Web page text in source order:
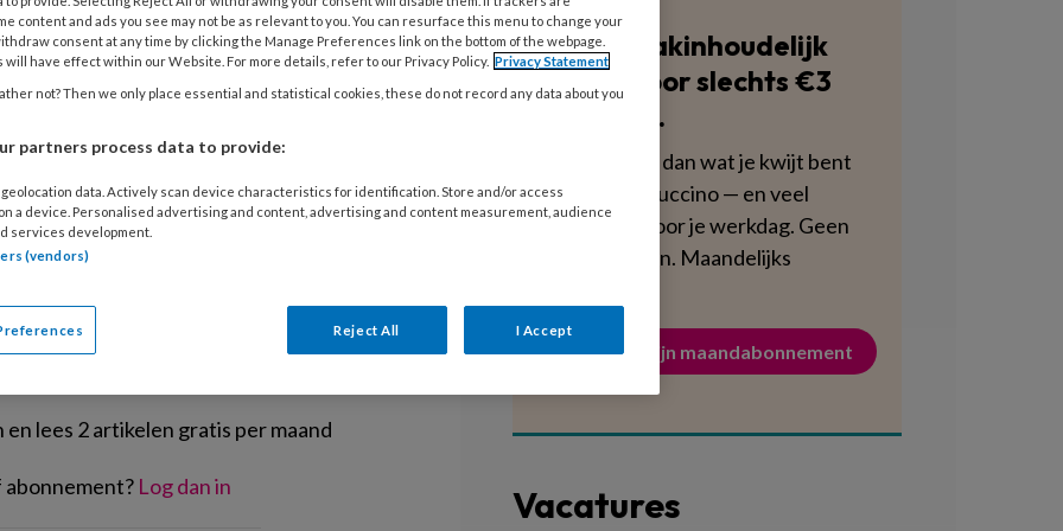
is de grote veroorzaker van
blijkt dat kinderen het geen
andere kleur of smaak te
anders is, weigeren ze om
lezen?
lees 2 artikelen gratis per maand
Log dan in
Blijf vakinhoudelijk
scherp voor slechts €3
per week.
Dat is minder dan wat je kwijt bent
aan een cappuccino — en veel
voedzamer voor je werkdag. Geen
verplichtingen. Maandelijks
Activeer mijn maandabonnement
Vacatures
content and ads you see may not be as relevant to you. You can resurface this menu to change your
consent at any time by clicking the Manage Preferences link on the bottom of the webpage.
will have effect within our Website. For more details, refer to our Privacy Policy. Privacy Statement
not? Then we only place essential and statistical cookies, these do not record any data about you
partners process data to provide:
data. Actively scan device characteristics for identification. Store and/or access
a device. Personalised advertising and content, advertising and content measurement, audience
services development.
(vendors)
Reject All I Accept